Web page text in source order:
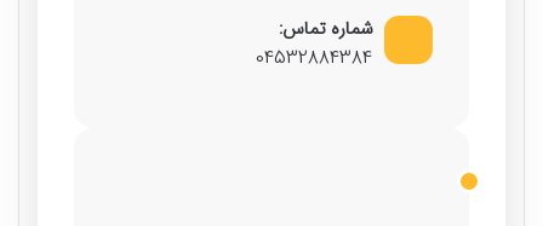
شماره تماس:
04532884384